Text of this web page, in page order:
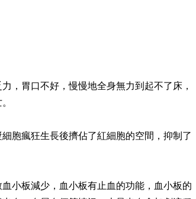
，胃口不好，慢慢地全身無力到起不了床，
胞瘋狂生長後擠佔了紅細胞的空間，抑制了
小板減少，血小板有止血的功能，血小板的